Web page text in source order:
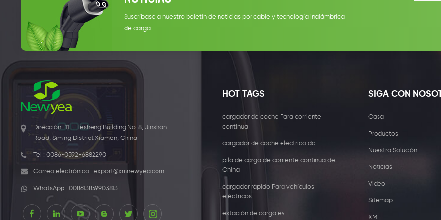
Suscríbase a nuestro boletín de noticias por cable y tecnología inalámbrica
de carga.
Dirección : 11F, Hesheng Building No. 8, Jinshan
Road, Siming District Xiamen, China
Tel : 0086-0592-6882290
Correo electrónico : export@xmnewyea.com
WhatsApp : 008613859903813
HOT TAGS
cargador de coche Para corriente
continua
cargador de coche eléctrico dc
pila de carga de corriente continua de
China
cargador rápido Para vehículos
eléctricos
estación de carga ev
SIGA CON
Casa
Productos
Nuestra Solución
Noticias
Video
Sitemap
XML